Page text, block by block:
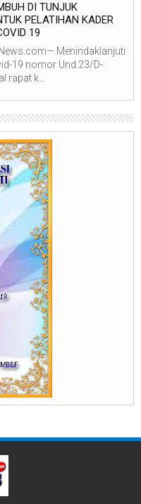
DI TUNJUK
PELATIHAN KADER
19
Menindaklanjuti
19 nomor Und.23/D-
rapat k...